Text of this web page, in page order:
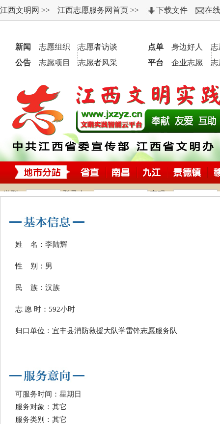
姓 名：李陆辉
性 别：男
民 族：汉族
志 愿 时：592小时
归口单位：宜丰县消防救援大队学雷锋志愿服务队
可服务时间：星期日
服务对象：其它
服务类别：其它